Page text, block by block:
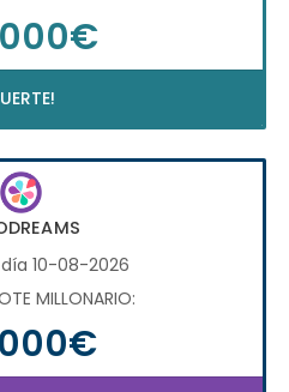
10-08-2026
MILLONARIO: